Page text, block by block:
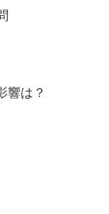
響は？